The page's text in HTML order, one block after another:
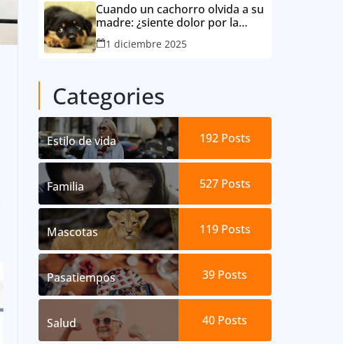
Cuando un cachorro olvida a su
madre: ¿siente dolor por la
separación?
1 diciembre 2025
Categories
Estilo de vida 192 Posts
Familia 527 Posts
Mascotas 119 Posts
Pasatiempos 39 Posts
Salud 40 Posts